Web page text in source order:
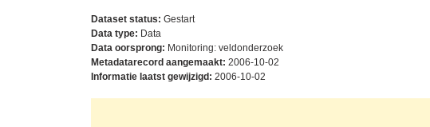
Dataset status: Gestart
Data type: Data
Data oorsprong: Monitoring: veldonderzoek
Metadatarecord aangemaakt: 2006-10-02
Informatie laatst gewijzigd: 2006-10-02